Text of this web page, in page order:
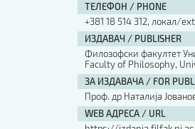
ТЕЛЕФОН / PHONE
+381 18 514 312, локал/ext
ИЗДАВАЧ / PUBLISHER
Филозофски факултет
Faculty of Philosophy,
ЗА ИЗДАВАЧА / FOR
Проф. др Наталија
WEB АДРЕСА / URL